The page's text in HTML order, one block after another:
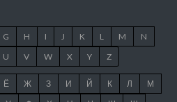
G H I J K L M
N
U V W X Y Z
Ё Ж З И Й К Л
М